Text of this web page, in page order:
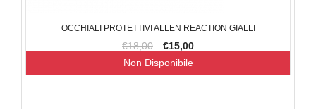
OCCHIALI PROTETTIVI ALLEN REACTION GIALLI
€18,00
€15,00
Non Disponibile